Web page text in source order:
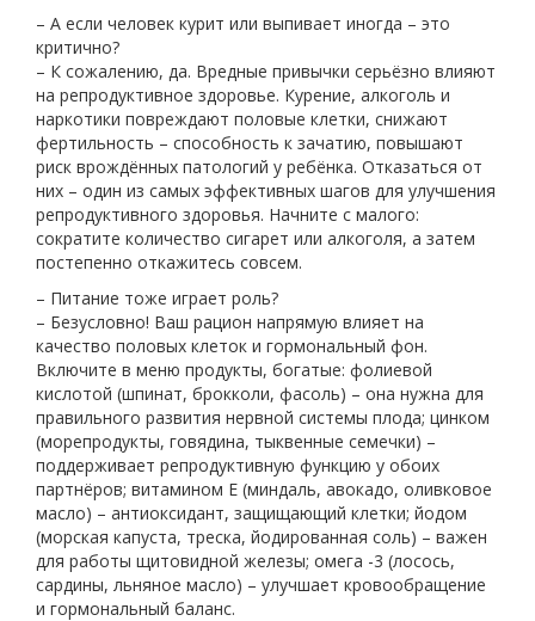
– А если человек курит или выпивает иногда – это
критично?
– К сожалению, да. Вредные привычки серьёзно влияют
на репродуктивное здоровье. Курение, алкоголь и
наркотики повреждают половые клетки, снижают
фертильность – способность к зачатию, повышают
риск врождённых патологий у ребёнка. Отказаться от
них – один из самых эффективных шагов для улучшения
репродуктивного здоровья. Начните с малого:
сократите количество сигарет или алкоголя, а затем
постепенно откажитесь совсем.
– Питание тоже играет роль?
– Безусловно! Ваш рацион напрямую влияет на
качество половых клеток и гормональный фон.
Включите в меню продукты, богатые: фолиевой
кислотой (шпинат, брокколи, фасоль) – она нужна для
правильного развития нервной системы плода; цинком
(морепродукты, говядина, тыквенные семечки) –
поддерживает репродуктивную функцию у обоих
партнёров; витамином E (миндаль, авокадо, оливковое
масло) – антиоксидант, защищающий клетки; йодом
(морская капуста, треска, йодированная соль) – важен
для работы щитовидной железы; омега -3 (лосось,
сардины, льняное масло) – улучшает кровообращение
и гормональный баланс.